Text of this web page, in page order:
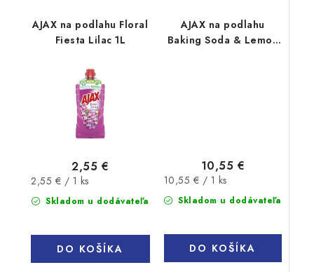
AJAX na podlahu Floral
Fiesta Lilac 1L
Skladom u dodávateľa
2,55 €
Jednotková
cena:
2,55 € / 1 ks
DO KOŠÍKA
AJAX na podlahu
Baking Soda & Lemon
Skladom u dodávateľa
10,55 €
Jednotková
cena:
10,55 € / 1 ks
DO KOŠÍKA